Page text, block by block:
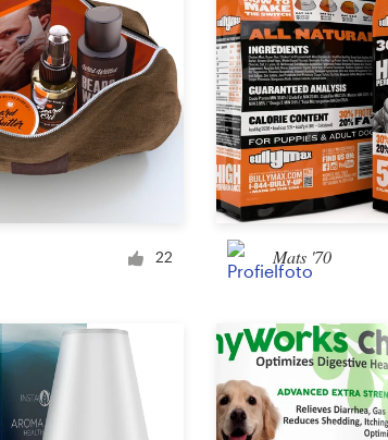
Poster
Brochure
PowerPoint-templates
Andere bedrijf of advertentie
22 Mats '70